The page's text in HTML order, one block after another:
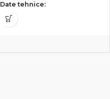
Date tehnice: